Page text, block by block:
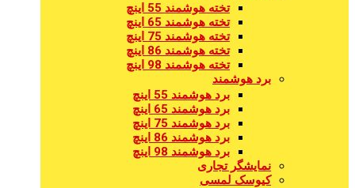
تخته هوشمند 55 اینچ
تخته هوشمند 65 اینچ
تخته هوشمند 75 اینچ
تخته هوشمند 86 اینچ
تخته هوشمند 98 اینچ
برد هوشمند
برد هوشمند 55 اینچ
برد هوشمند 65 اینچ
برد هوشمند 75 اینچ
برد هوشمند 86 اینچ
برد هوشمند 98 اینچ
نمایشگر تجاری
کیوسک لمسی